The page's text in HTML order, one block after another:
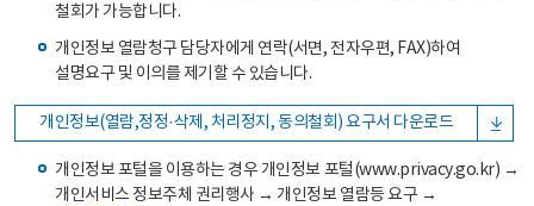
철회가 가능합니다.
개인정보 열람청구 담당자에게 연락(서면, 전자우편, FAX)하여
설명요구 및 이의를 제기할 수 있습니다.
개인정보(열람,정정·삭제, 처리정지, 동의철회) 요구서 다운로드
개인정보 포털을 이용하는 경우 개인정보 포털(www.privacy.go.kr) →
개인서비스 정보주체 권리행사 → 개인정보 열람등 요구 →